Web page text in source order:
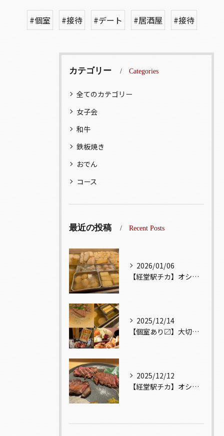
#個室 #接待 #デート #居酒屋 #接待
カテゴリー Categories
全てのカテゴリー
女子会
和牛
鉄板焼き
おでん
コース
最近の投稿 Recent Posts
2026/01/06
【経堂駅チカ】オシャレ居酒屋🏮出汁が美味しいおでんがオススメ...
2025/12/14
【個室あり〼】大切な記念日、お祝い事でのご来店ぜひお待ちして...
2025/12/12
【経堂駅チカ】オシャレ居酒屋🏮自慢のお肉が楽しめる🐃お得なコ...